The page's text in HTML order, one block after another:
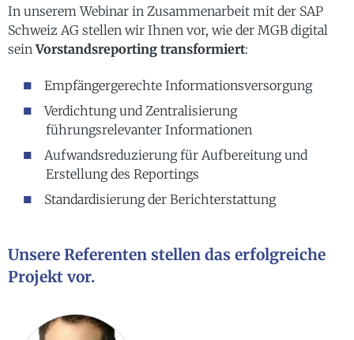
In unserem Webinar in Zusammenarbeit mit der SAP
Schweiz AG stellen wir Ihnen vor, wie der MGB digital
seinVorstandsreporting transformiert:
Empfängergerechte Informationsversorgung
Verdichtung und Zentralisierung
führungsrelevanter Informationen
Aufwandsreduzierung für Aufbereitung und
Erstellung des Reportings
Standardisierung der Berichterstattung
Unsere Referenten stellen das erfolgreiche
Projekt vor.